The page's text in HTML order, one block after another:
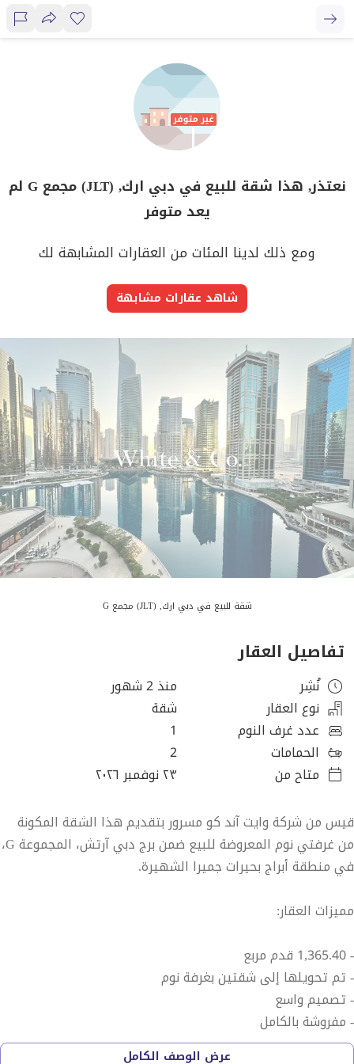
نعتذر, هذا شقة للبيع في دبي ارك, (JLT) مجمع G لم
يعد متوفر
ومع ذلك لدينا المئات من العقارات المشابهة لك
شاهد عقارات مشابهة
شقة للبيع في دبي ارك, (JLT) مجمع G
تفاصيل العقار
نُشِر
منذ 2 شهور
نوع العقار
شقة
عدد غرف النوم
1
الحمامات
2
متاح من
٢٣ نوفمبر ٢٠٢٦
قيس من شركة وايت آند كو مسرور بتقديم هذا الشقة المكونة
من غرفتي نوم المعروضة للبيع ضمن برج دبي آرتش، المجموعة G،
في منطقة أبراج بحيرات جميرا الشهيرة.
مميزات العقار:
- 1,365.40 قدم مربع
- تم تحويلها إلى شقتين بغرفة نوم
- تصميم واسع
- مفروشة بالكامل
- ثلاثة شرفات
عرض الوصف الكامل